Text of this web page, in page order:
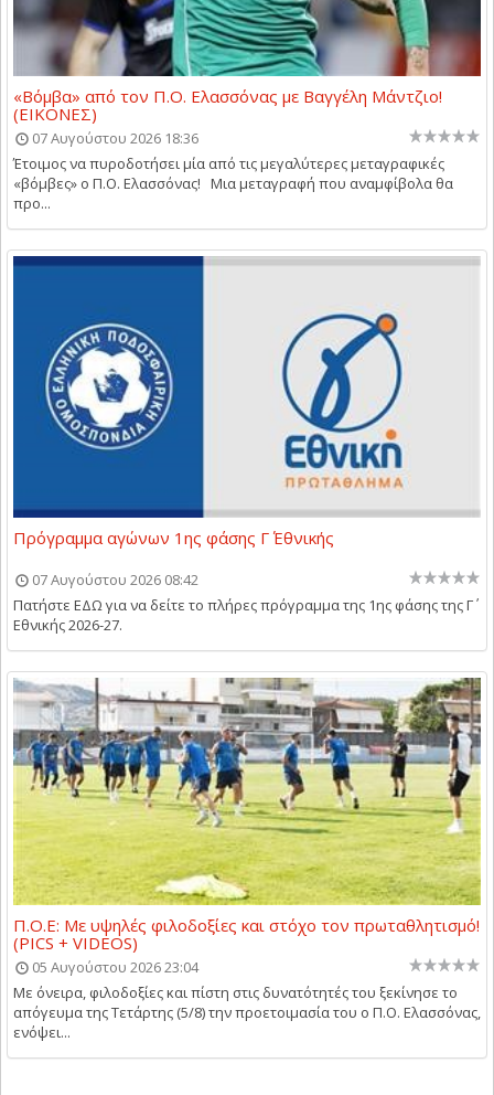
«Βόμβα» από τον Π.Ο. Ελασσόνας με Βαγγέλη Μάντζιο!
(ΕΙΚΟΝΕΣ)
07 Αυγούστου 2026 18:36
Έτοιμος να πυροδοτήσει μία από τις μεγαλύτερες μεταγραφικές
«βόμβες» ο Π.Ο. Ελασσόνας! Μια μεταγραφή που αναμφίβολα θα
προ...
Πρόγραμμα αγώνων 1ης φάσης Γ΄ Εθνικής
07 Αυγούστου 2026 08:42
Πατήστε ΕΔΩ για να δείτε το πλήρες πρόγραμμα της 1ης φάσης της Γ΄
Εθνικής 2026-27.
Π.Ο.Ε: Με υψηλές φιλοδοξίες και στόχο τον πρωταθλητισμό!
(PICS + VIDEOS)
05 Αυγούστου 2026 23:04
Με όνειρα, φιλοδοξίες και πίστη στις δυνατότητές του ξεκίνησε το
απόγευμα της Τετάρτης (5/8) την προετοιμασία του ο Π.Ο. Ελασσόνας,
ενόψει...